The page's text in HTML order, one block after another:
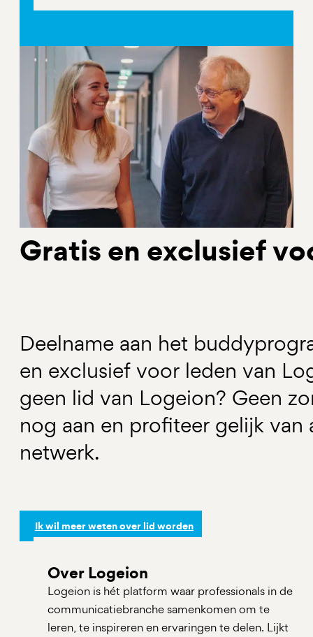
Gratis en exclusief
Deelname aan het
en exclusief voor leden van
geen lid van Logeion? Geen
nog aan en profiteer gelijk van
netwerk.
Ik wil meer weten over lid worden
Over Logeion
Logeion is hét platform waar professionals in de
communicatiebranche samenkomen om te
leren, te inspireren en ervaringen te delen. Lijkt